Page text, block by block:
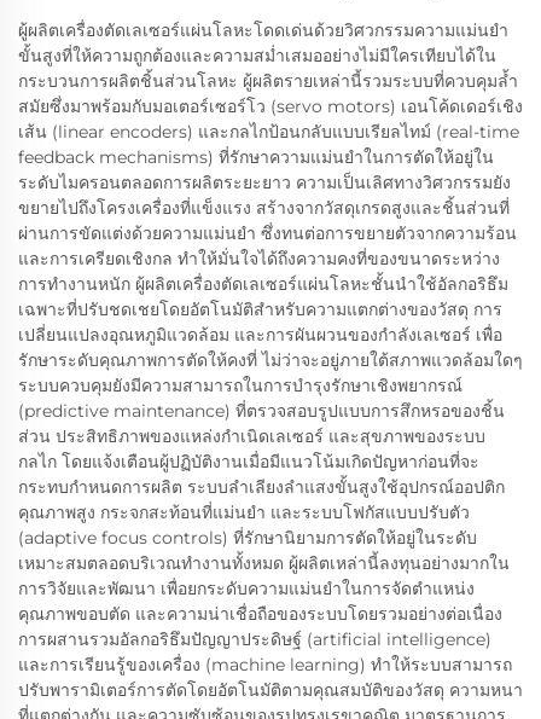
ผู้ผลิตเครื่องตัดเลเซอร์แผ่นโลหะโดดเด่นด้วยวิศวกรรมความแม่นยำ
ขั้นสูงที่ให้ความถูกต้องและความสม่ำเสมออย่างไม่มีใครเทียบได้ใน
กระบวนการผลิตชิ้นส่วนโลหะ ผู้ผลิตรายเหล่านี้รวมระบบที่ควบคุมล้ำ
สมัยซึ่งมาพร้อมกับมอเตอร์เซอร์โว (servo motors) เอนโค้ดเดอร์เชิง
เส้น (linear encoders) และกลไกป้อนกลับแบบเรียลไทม์ (real-time
feedback mechanisms) ที่รักษาความแม่นยำในการตัดให้อยู่ใน
ระดับไมครอนตลอดการผลิตระยะยาว ความเป็นเลิศทางวิศวกรรมยัง
ขยายไปถึงโครงเครื่องที่แข็งแรง สร้างจากวัสดุเกรดสูงและชิ้นส่วนที่
ผ่านการขัดแต่งด้วยความแม่นยำ ซึ่งทนต่อการขยายตัวจากความร้อน
และการเครียดเชิงกล ทำให้มั่นใจได้ถึงความคงที่ของขนาดระหว่าง
การทำงานหนัก ผู้ผลิตเครื่องตัดเลเซอร์แผ่นโลหะชั้นนำใช้อัลกอริธึม
เฉพาะที่ปรับชดเชยโดยอัตโนมัติสำหรับความแตกต่างของวัสดุ การ
เปลี่ยนแปลงอุณหภูมิแวดล้อม และการผันผวนของกำลังเลเซอร์ เพื่อ
รักษาระดับคุณภาพการตัดให้คงที่ ไม่ว่าจะอยู่ภายใต้สภาพแวดล้อมใดๆ
ระบบควบคุมยังมีความสามารถในการบำรุงรักษาเชิงพยากรณ์
(predictive maintenance) ที่ตรวจสอบรูปแบบการสึกหรอของชิ้น
ส่วน ประสิทธิภาพของแหล่งกำเนิดเลเซอร์ และสุขภาพของระบบ
กลไก โดยแจ้งเตือนผู้ปฏิบัติงานเมื่อมีแนวโน้มเกิดปัญหาก่อนที่จะ
กระทบกำหนดการผลิต ระบบลำเลียงลำแสงขั้นสูงใช้อุปกรณ์ออปติก
คุณภาพสูง กระจกสะท้อนที่แม่นยำ และระบบโฟกัสแบบปรับตัว
(adaptive focus controls) ที่รักษานิยามการตัดให้อยู่ในระดับ
เหมาะสมตลอดบริเวณทำงานทั้งหมด ผู้ผลิตเหล่านี้ลงทุนอย่างมากใน
การวิจัยและพัฒนา เพื่อยกระดับความแม่นยำในการจัดตำแหน่ง
คุณภาพขอบตัด และความน่าเชื่อถือของระบบโดยรวมอย่างต่อเนื่อง
การผสานรวมอัลกอริธึมปัญญาประดิษฐ์ (artificial intelligence)
และการเรียนรู้ของเครื่อง (machine learning) ทำให้ระบบสามารถ
ปรับพารามิเตอร์การตัดโดยอัตโนมัติตามคุณสมบัติของวัสดุ ความหนา